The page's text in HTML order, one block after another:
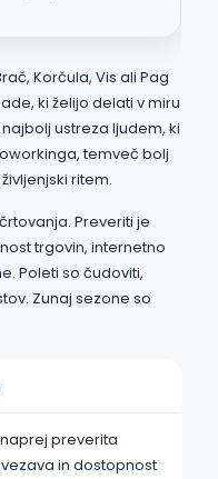
Korčula, Vis ali Pag
ki želijo delati v miru
ustreza ljudem, ki
temveč bolj
ritem.
Preveriti je
trgovin, internetno
Poleti so čudoviti,
Zunaj sezone so
preverita
in dostopnost